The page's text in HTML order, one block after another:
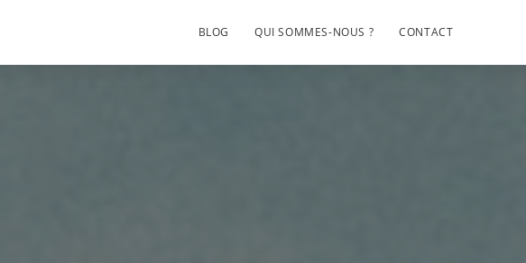
BLOG QUI SOMMES-NOUS ? CONTACT